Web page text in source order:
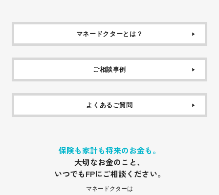
マネードクターとは？
ご相談事例
よくあるご質問
保険も家計も将来のお金も。
大切なお金のこと、
いつでもFPにご相談ください。
マネードクターは